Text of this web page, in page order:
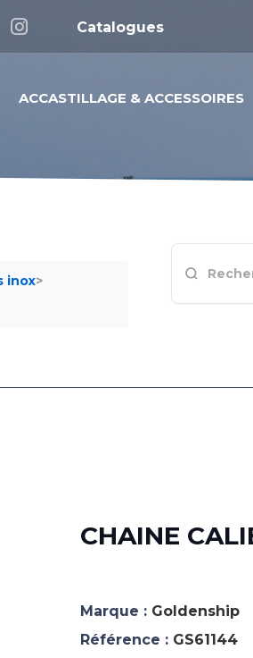
Catalogues
ACCASTILLAGE & ACCESSOIRES
inox>
CHAINE
Marque : Goldenship
Référence : GS61144